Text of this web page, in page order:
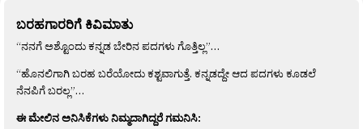
ಬರಹಗಾರರಿಗೆ ಕಿವಿಮಾತು
“ನನಗೆ ಅಶ್ಟೊಂದು ಕನ್ನಡ ಬೇರಿನ ಪದಗಳು ಗೊತ್ತಿಲ್ಲ”…
“ಹೊನಲಿಗಾಗಿ ಬರಹ ಬರೆಯೋದು ಕಶ್ಟವಾಗುತ್ತೆ. ಕನ್ನಡದ್ದೇ ಆದ ಪದಗಳು ಕೂಡಲೆ
ನೆನಪಿಗೆ ಬರಲ್ಲ”…
ಈ ಮೇಲಿನ ಅನಿಸಿಕೆಗಳು ನಿಮ್ಮದಾಗಿದ್ದರೆ ಗಮನಿಸಿ: